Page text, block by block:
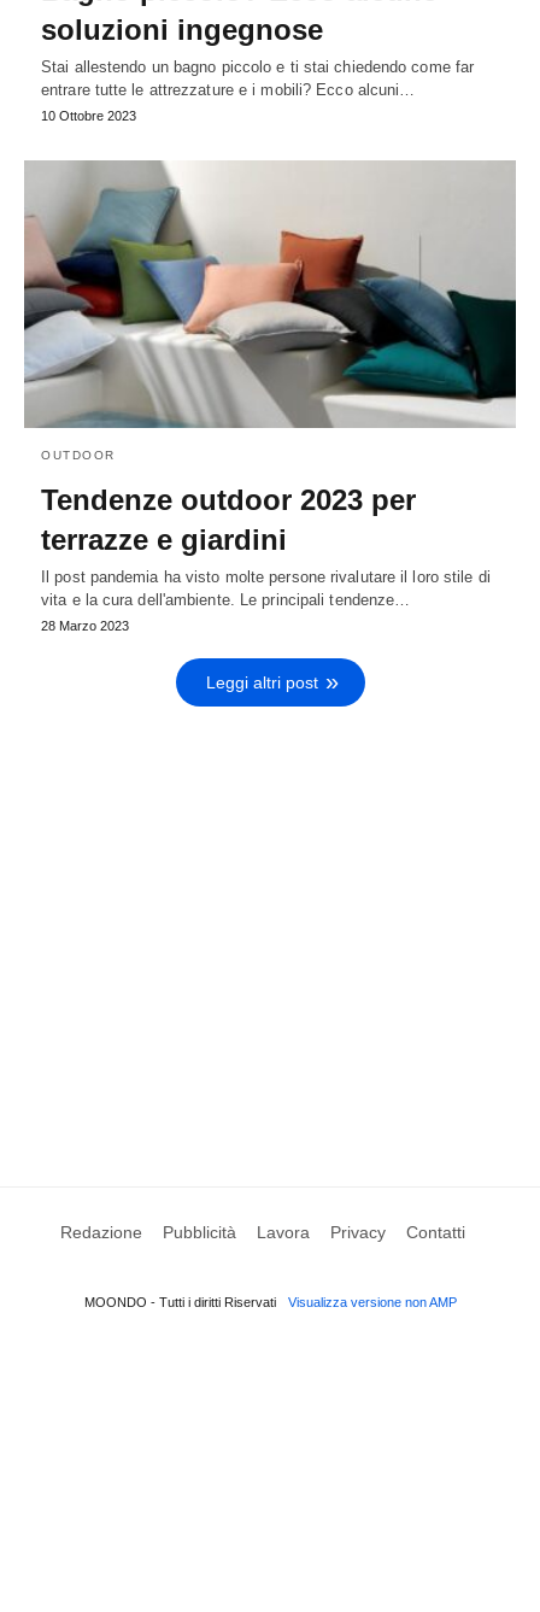
soluzioni ingegnose
Stai allestendo un bagno piccolo e ti stai chiedendo come far
entrare tutte le attrezzature e i mobili? Ecco alcuni…
10 Ottobre 2023
OUTDOOR
Tendenze outdoor 2023 per
terrazze e giardini
Il post pandemia ha visto molte persone rivalutare il loro stile di
vita e la cura dell'ambiente. Le principali tendenze…
28 Marzo 2023
Leggi altri post
Redazione Pubblicità Lavora Privacy Contatti
MOONDO - Tutti i diritti Riservati Visualizza versione non AMP